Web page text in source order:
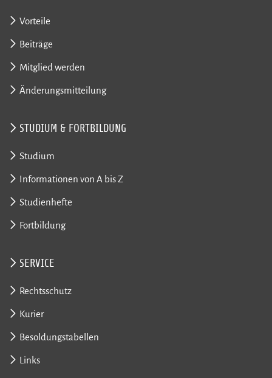
Vorteile
Beiträge
Mitglied werden
Änderungsmitteilung
STUDIUM & FORTBILDUNG
Studium
Informationen von A bis Z
Studienhefte
Fortbildung
SERVICE
Rechtsschutz
Kurier
Besoldungstabellen
Links